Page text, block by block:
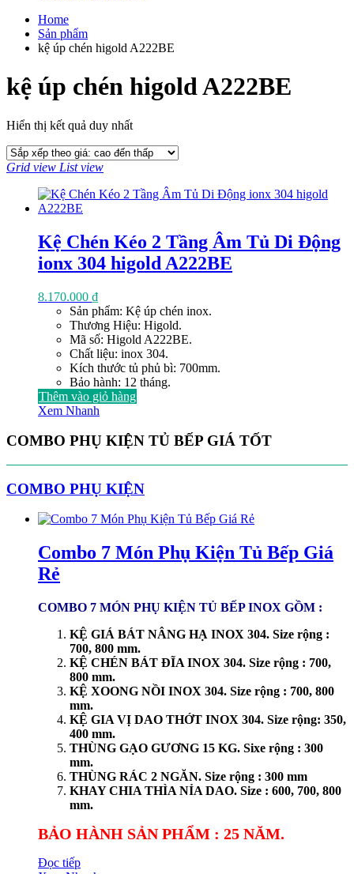
Home
Sản phẩm
kệ úp chén higold A222BE
kệ úp chén higold A222BE
Hiển thị kết quả duy nhất
Grid view List view
Kệ Chén Kéo 2 Tầng Âm Tủ Di Động
ionx 304 higold A222BE
8.170.000 ₫
Sản phẩm: Kệ úp chén inox.
Thương Hiệu: Higold.
Mã số: Higold A222BE.
Chất liệu: inox 304.
Kích thước tủ phủ bì: 700mm.
Bảo hành: 12 tháng.
Thêm vào giỏ hàng
Xem Nhanh
COMBO PHỤ KIỆN TỦ BẾP GIÁ TỐT
COMBO PHỤ KIỆN
Combo 7 Món Phụ Kiện Tủ Bếp Giá
Rẻ
COMBO 7 MÓN PHỤ KIỆN TỦ BẾP INOX GỒM :
KỆ GIÁ BÁT NÂNG HẠ INOX 304. Size rộng :
700, 800 mm.
KỆ CHÉN BÁT ĐĨA INOX 304. Size rộng : 700,
800 mm.
KỆ XOONG NỒI INOX 304. Size rộng : 700, 800
mm.
KỆ GIA VỊ DAO THỚT INOX 304. Size rộng: 350,
400 mm.
THÙNG GẠO GƯƠNG 15 KG. Sixe rộng : 300
mm.
THÙNG RÁC 2 NGĂN. Size rộng : 300 mm
KHAY CHIA THÌA NỈA DAO. Size : 600, 700, 800
mm.
BẢO HÀNH SẢN PHẨM : 25 NĂM.
Đọc tiếp